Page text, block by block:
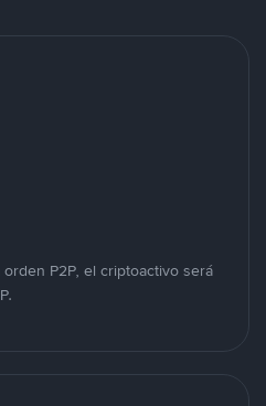
P2P, el criptoactivo será